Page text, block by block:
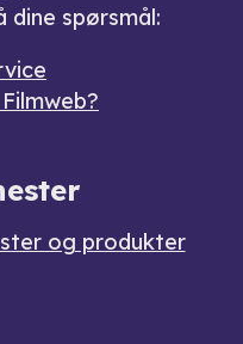
dine spørsmål:
og produkter